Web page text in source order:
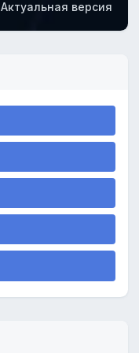
Актуальная версия